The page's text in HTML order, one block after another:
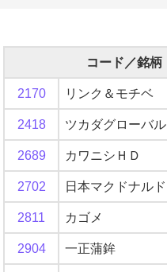
コード／銘柄
2170 リンク＆モチベ
2418 ツカダグローバル
2689 カワニシＨＤ
2702 日本マクドナル
2811 カゴメ
2904 一正蒲鉾